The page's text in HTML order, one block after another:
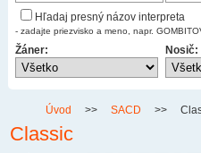
Hľadaj presný názov interpreta
- zadajte priezvisko a meno, napr.
Žáner: Nosič:
Úvod >> SACD >>
Classic